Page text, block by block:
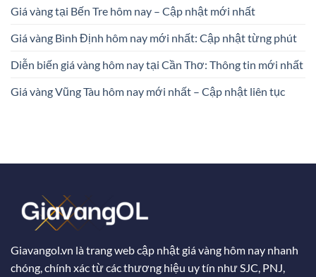
Giá vàng tại Bến Tre hôm nay – Cập nhật mới nhất
Giá vàng Bình Định hôm nay mới nhất: Cập nhật từng phút
Diễn biến giá vàng hôm nay tại Cần Thơ: Thông tin mới nhất
Giá vàng Vũng Tàu hôm nay mới nhất – Cập nhật liên tục
Giavangol.vn là trang web cập nhật giá vàng hôm nay nhanh
chóng, chính xác từ các thương hiệu uy tín như SJC, PNJ,